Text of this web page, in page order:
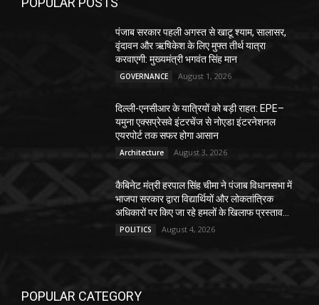
पंजाब सरकार पहली अगस्त से खाटू श्याम, सालासर,
वृंदावन और ऋषिकेश के लिए मुफ्त तीर्थ यात्रा
करवाएगी: मुख्यमंत्री भगवंत सिंह मान
GOVERNANCE August 1, 2026
दिल्ली-एनसीआर के यात्रियों को बड़ी राहत: EPE–
यमुना एक्सप्रेसवे इंटरचेंज से नोएडा इंटरनेशनल
एयरपोर्ट तक सफर होगा आसान
Architecture August 3, 2026
कैबिनेट मंत्री हरपाल सिंह चीमा ने पंजाब विधानसभा में
भाजपा सरकार द्वारा विद्यार्थियों और लोकतांत्रिक
अधिकारों पर किए जा रहे हमलों के खिलाफ प्रस्ताव...
POLITICS August 4, 2026
POPULAR CATEGORY